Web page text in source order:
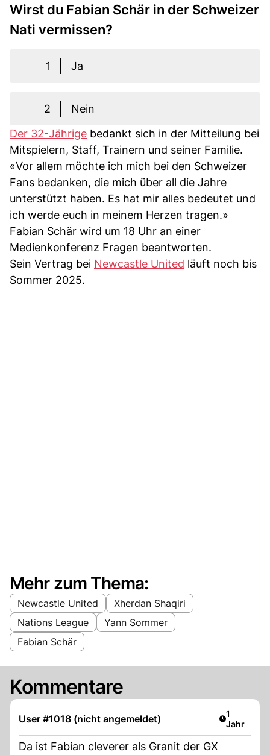
Wirst du Fabian Schär in der Schweizer
Nati vermissen?
1 Ja
2
Nein
Der 32-Jährige bedankt sich in der Mitteilung bei
Mitspielern, Staff, Trainern und seiner Familie.
«Vor allem möchte ich mich bei den Schweizer
Fans bedanken, die mich über all die Jahre
unterstützt haben. Es hat mir alles bedeutet und
ich werde euch in meinem Herzen tragen.»
Fabian Schär wird um 18 Uhr an einer
Medienkonferenz Fragen beantworten.
Sein Vertrag bei Newcastle United läuft noch bis
Sommer 2025.
Mehr zum Thema:
Newcastle United
Xherdan Shaqiri
Nations League
Yann Sommer
Fabian Schär
Kommentare
User #1018 (nicht angemeldet) Artikel
1
Jahr
Da ist Fabian cleverer als Granit der GX